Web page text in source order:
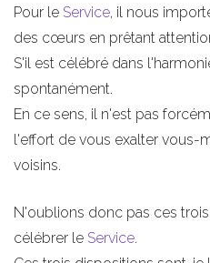
Pour le Service, il nous
des cœurs en prêtant
S'il est célébré dans
spontanément.
En ce sens, il n'est pas
l'effort de vous exalter vous-
voisins.
N'oublions donc pas ces
célébrer le Service.